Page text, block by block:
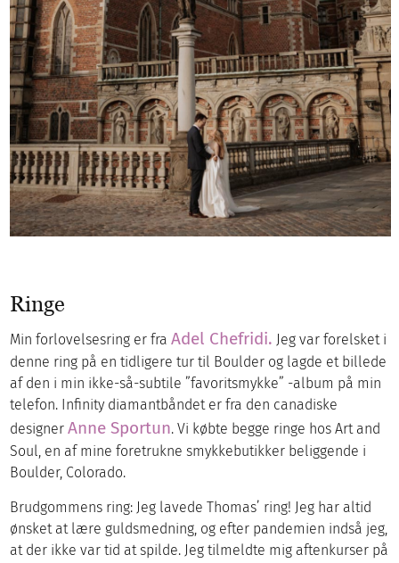
Ringe
Min forlovelsesring er fraAdel Chefridi. Jeg var forelsket i
denne ring på en tidligere tur til Boulder og lagde et billede
af den i min ikke-så-subtile ”favoritsmykke” -album på min
telefon. Infinity diamantbåndet er fra den canadiske
designerAnne Sportun. Vi købte begge ringe hos Art and
Soul, en af mine foretrukne smykkebutikker beliggende i
Boulder, Colorado.
Brudgommens ring: Jeg lavede Thomas’ ring! Jeg har altid
ønsket at lære guldsmedning, og efter pandemien indså jeg,
at der ikke var tid at spilde. Jeg tilmeldte mig aftenkurser på